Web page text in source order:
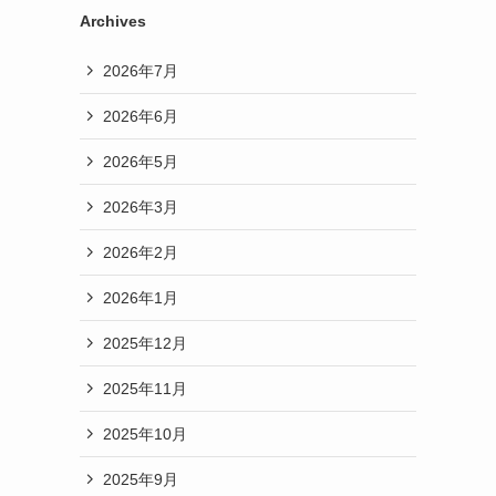
Archives
2026年7月
2026年6月
2026年5月
2026年3月
2026年2月
2026年1月
2025年12月
2025年11月
2025年10月
2025年9月